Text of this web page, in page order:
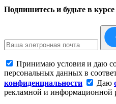
Подпишитесь и будьте в
Принимаю условия и даю
персональных данных в
конфиденциальности
Даю
рекламной и информационной